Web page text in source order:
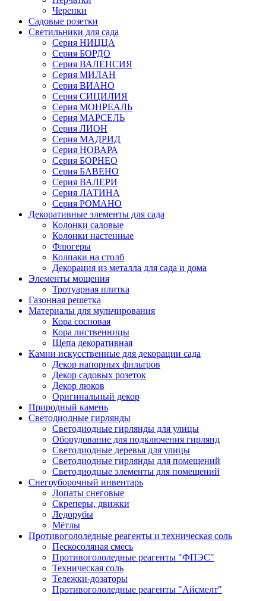
Черенки
Садовые розетки
Светильники для сада
Серия НИЦЦА
Серия БОРДО
Серия ВАЛЕНСИЯ
Серия МИЛАН
Серия ВИАНО
Серия СИЦИЛИЯ
Серия МОНРЕАЛЬ
Серия МАРСЕЛЬ
Серия ЛИОН
Серия МАДРИД
Серия НОВАРА
Серия БОРНЕО
Серия БАВЕНО
Серия ВАЛЕРИ
Серия ЛАТИНА
Серия РОМАНО
Декоративные элементы для сада
Колонки садовые
Колонки настенные
Флюгеры
Колпаки на столб
Декорация из металла для сада и дома
Элементы мощения
Тротуарная плитка
Газонная решетка
Материалы для мульчирования
Кора сосновая
Кора лиственницы
Щепа декоративная
Камни искусственные для декорации сада
Декор напорных фильтров
Декор садовых розеток
Декор люков
Оригинальный декор
Природный камень
Светодиодные гирлянды
Светодиодные гирлянды для улицы
Оборудование для подключения гирлянд
Светодиодные деревья для улицы
Светодиодные гирлянды для помещений
Светодиодные элементы для помещений
Снегоуборочный инвентарь
Лопаты снеговые
Скреперы, движки
Ледорубы
Мётлы
Противогололедные реагенты и техническая соль
Пескосоляная смесь
Противогололедные реагенты "ФПЭС"
Техническая соль
Тележки-дозаторы
Противогололедные реагенты "Айсмелт"